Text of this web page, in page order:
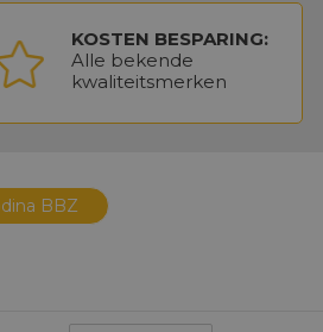
KOSTEN BESPARING:
Alle bekende
kwaliteitsmerken
BBZ